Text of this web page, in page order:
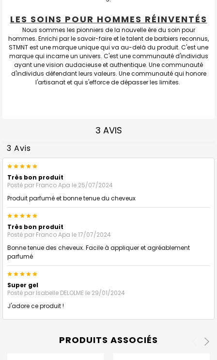
LES SOINS POUR HOMMES RÉINVENTÉS
Nous sommes les pionniers de la nouvelle ère du soin pour
hommes. Enrichi par le savoir-faire et le talent de barbiers reconnus,
STMNT est une marque unique qui va au-delà du produit. C'est une
marque qui incarne un univers. C'est une communauté d'individus
ayant une vision audacieuse et authentique. Une communauté
d'individus défendant leurs valeurs. Une communauté qui honore
l'artisanat et qui s'efforce de dépasser les limites.
3 AVIS
3 Avis
5
Très bon produit
Posté par Franco Apa le 25/07/2024
Produit parfumé et bonne tenue du cheveux
5
Très bon produit
Posté par Franco Apa le 17/07/2024
Bonne tenue des cheveux. Facile à appliquer et agréablement
parfumé
5
Super gel
Posté par Isabelle DELOLME le 29/01/2024
J'adore ce produit !
PRODUITS ASSOCIÉS